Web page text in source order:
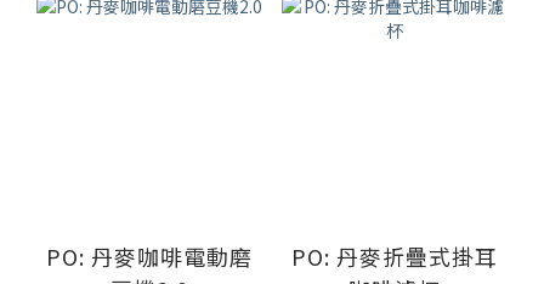
PO: 丹麥咖啡電動磨
PO: 丹麥折疊式掛耳